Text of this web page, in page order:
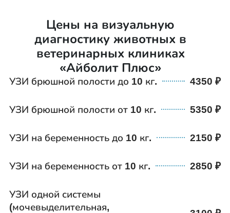
Цены на визуальную
диагностику животных в
ветеринарных клиниках
«Айболит Плюс»
УЗИ брюшной полости до 10 кг. 4350
УЗИ брюшной полости от 10 кг. 5350
УЗИ на беременность до 10 кг. 2150
УЗИ на беременность от 10 кг. 2850
УЗИ одной системы
(мочевыделительная,